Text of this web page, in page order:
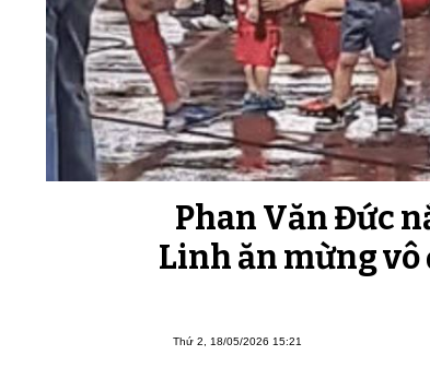
Phan Văn Đức
Linh ăn mừng
Thứ 2, 18/05/2026 15:21